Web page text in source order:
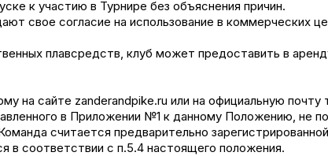
к участию в Турнире без объяснения причин.
свое согласие на использование в коммерческих
плавсредств, клуб может предоставить в
на сайте zanderandpike.ru или на официальную почту
в Приложении №1 к данному Положению, не
считается предварительно
в соответствии с п.5.4 настоящего положения.